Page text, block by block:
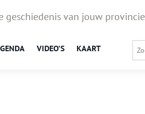
geschiedenis van jouw provincie
VIDEO’S KAART